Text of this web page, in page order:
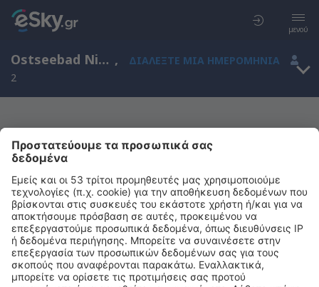
μενού
Ostseebad Nienhagen, Mecklenburg-Vorpommern, Γερμανία ,
ΔΙΑΛΈΞΤΕ ΜΙΑ ΗΜΕΡΟΜΗΝΊΑ
2
Μας συγχωρείτε, δεν υπάρχουν
αποτελέσματα για την αναζήτησή σας
Προσπαθήστε να κάνετε αναζήτηση με διαφορετικά κριτήρια